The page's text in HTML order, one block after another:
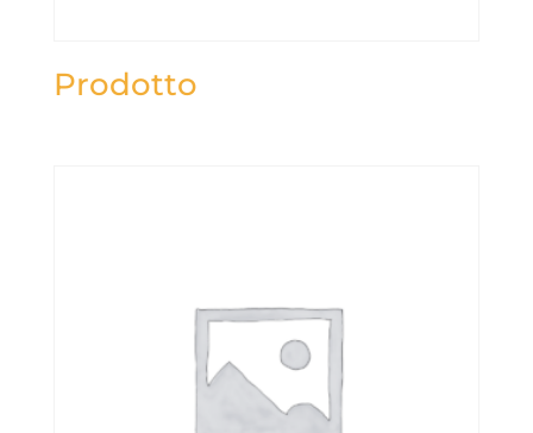
Prodotto